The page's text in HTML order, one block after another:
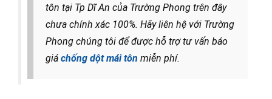
tôn tại Tp Dĩ An của Trường Phong trên đây
chưa chính xác 100%. Hãy liên hệ với Trường
Phong chúng tôi để được hỗ trợ tư vấn báo
giá chống dột mái tôn miễn phí.